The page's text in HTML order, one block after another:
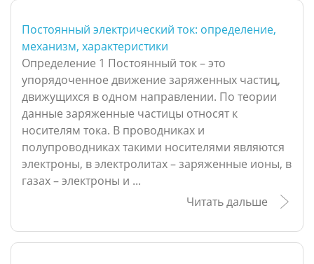
Постоянный электрический ток: определение,
механизм, характеристики
Определение 1 Постоянный ток – это
упорядоченное движение заряженных частиц,
движущихся в одном направлении. По теории
данные заряженные частицы относят к
носителям тока. В проводниках и
полупроводниках такими носителями являются
электроны, в электролитах – заряженные ионы, в
газах – электроны и ...
Читать дальше